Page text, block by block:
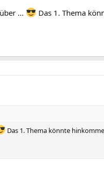
...
Das 1. Thema
Das 1. Thema könnte